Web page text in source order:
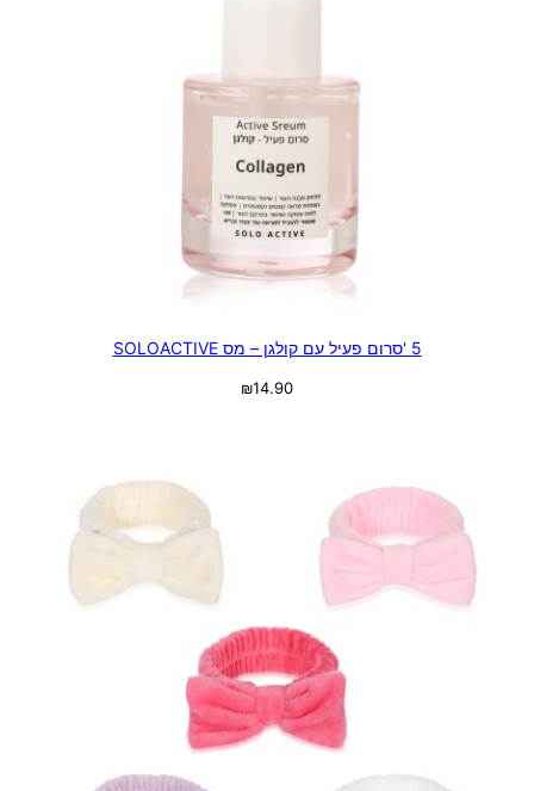
5 'סרום פעיל עם קולגן – מס SOLOACTIVE
₪14.90